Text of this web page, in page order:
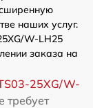
наших услуг.
W-LH25
заказа на
25XG/W-
требует